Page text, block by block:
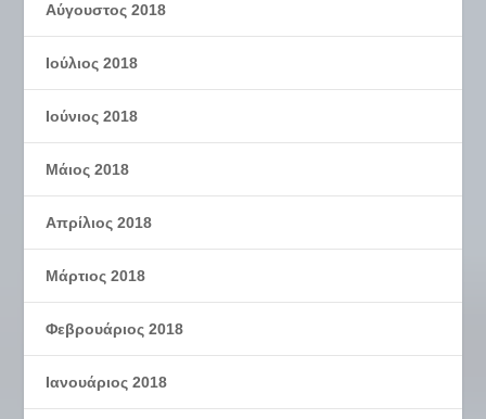
Αύγουστος 2018
Ιούλιος 2018
Ιούνιος 2018
Μάιος 2018
Απρίλιος 2018
Μάρτιος 2018
Φεβρουάριος 2018
Ιανουάριος 2018